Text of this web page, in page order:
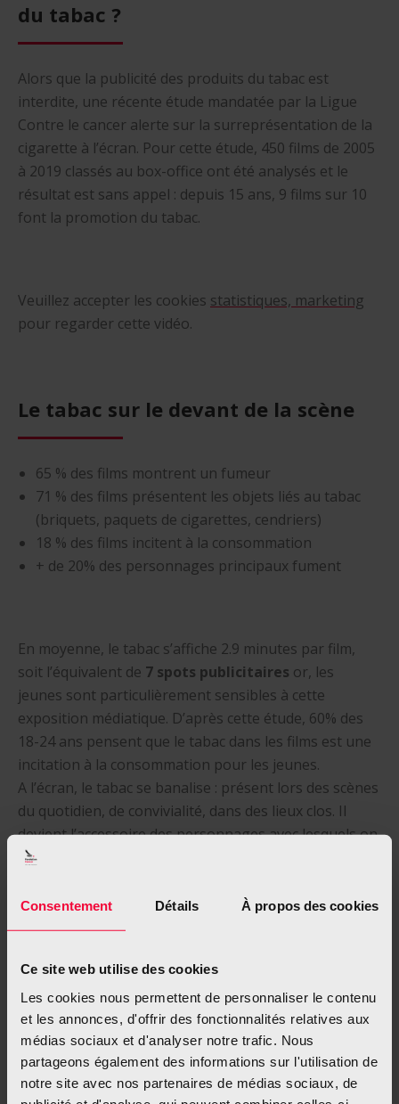
Consentement Détails À propos des cookies
Ce site web utilise des cookies
Les cookies nous permettent de personnaliser le contenu
et les annonces, d'offrir des fonctionnalités relatives aux
médias sociaux et d'analyser notre trafic. Nous
partageons également des informations sur l'utilisation de
notre site avec nos partenaires de médias sociaux, de
du tabac ?
Alors que la publicité des produits du tabac est
interdite, une récente étude mandatée par la Ligue
Contre le cancer alerte sur la surreprésentation de la
cigarette à l’écran. Pour cette étude, 450 films de 2005
à 2019 classés au box-office ont été analysés et le
résultat est sans appel : depuis 15 ans, 9 films sur 10
font la promotion du tabac.
Veuillez accepter les cookies statistiques, marketing
pour regarder cette vidéo.
Le tabac sur le devant de la scène
65 % des films montrent un fumeur
71 % des films présentent les objets liés au tabac
(briquets, paquets de cigarettes, cendriers)
18 % des films incitent à la consommation
+ de 20% des personnages principaux fument
En moyenne, le tabac s’affiche 2.9 minutes par film,
soit l’équivalent de 7 spots publicitaires or, les
jeunes sont particulièrement sensibles à cette
exposition médiatique. D’après cette étude, 60% des
18-24 ans pensent que le tabac dans les films est une
incitation à la consommation pour les jeunes.
A l’écran, le tabac se banalise : présent lors des scènes
du quotidien, de convivialité, dans des lieux clos. Il
devient l’accessoire des personnages avec lesquels on
crée du lien et une habitude que l’on pourrait avoir
CatégorieTabagisme 22 octobre 2021
Partager cet article